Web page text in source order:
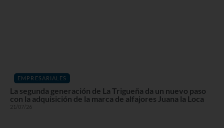
EMPRESARIALES
La segunda generación de La Trigueña da un nuevo paso
con la adquisición de la marca de alfajores Juana la Loca
21/07/26